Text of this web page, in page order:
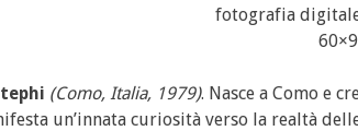
fotografia
(Como, Italia, 1979). Nasce a Como e
un’innata curiosità verso la realtà